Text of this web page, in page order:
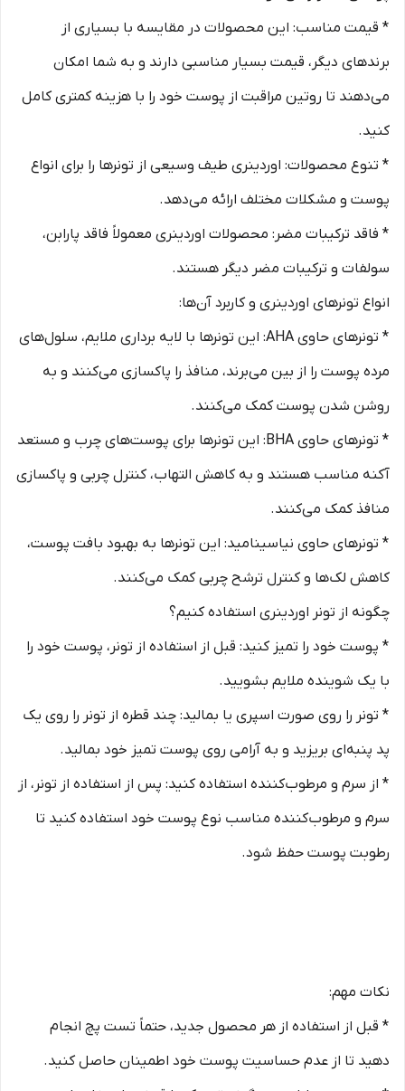
* قیمت مناسب: این محصولات در مقایسه با بسیاری از
برندهای دیگر، قیمت بسیار مناسبی دارند و به شما امکان
می‌دهند تا روتین مراقبت از پوست خود را با هزینه کمتری کامل
کنید.
* تنوع محصولات: اوردینری طیف وسیعی از تونرها را برای انواع
پوست و مشکلات مختلف ارائه می‌دهد.
* فاقد ترکیبات مضر: محصولات اوردینری معمولاً فاقد پارابن،
سولفات و ترکیبات مضر دیگر هستند.
انواع تونرهای اوردینری و کاربرد آن‌ها:
* تونرهای حاوی AHA: این تونرها با لایه برداری ملایم، سلول‌های
مرده پوست را از بین می‌برند، منافذ را پاکسازی می‌کنند و به
روشن شدن پوست کمک می‌کنند.
* تونرهای حاوی BHA: این تونرها برای پوست‌های چرب و مستعد
آکنه مناسب هستند و به کاهش التهاب، کنترل چربی و پاکسازی
منافذ کمک می‌کنند.
* تونرهای حاوی نیاسینامید: این تونرها به بهبود بافت پوست،
کاهش لک‌ها و کنترل ترشح چربی کمک می‌کنند.
چگونه از تونر اوردینری استفاده کنیم؟
* پوست خود را تمیز کنید: قبل از استفاده از تونر، پوست خود را
با یک شوینده ملایم بشویید.
* تونر را روی صورت اسپری یا بمالید: چند قطره از تونر را روی یک
پد پنبه‌ای بریزید و به آرامی روی پوست تمیز خود بمالید.
* از سرم و مرطوب‌کننده استفاده کنید: پس از استفاده از تونر، از
سرم و مرطوب‌کننده مناسب نوع پوست خود استفاده کنید تا
رطوبت پوست حفظ شود.
نکات مهم:
* قبل از استفاده از هر محصول جدید، حتماً تست پچ انجام
دهید تا از عدم حساسیت پوست خود اطمینان حاصل کنید.